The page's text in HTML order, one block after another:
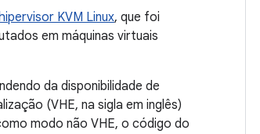
KVM Linux, que foi
em máquinas virtuais
da disponibilidade de
(VHE, na sigla em inglês)
modo não VHE, o código do